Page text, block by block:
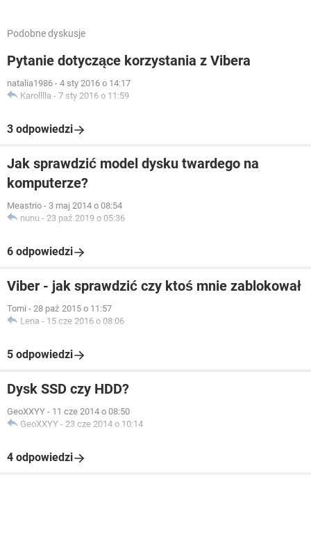
Podobne dyskusje
Pytanie dotyczące korzystania z Vibera
natalia1986 - 4 sty 2016 o 14:17
Karolllla - 7 sty 2016 o 11:59
3 odpowiedzi
Jak sprawdzić model dysku twardego na
komputerze?
Meastrio - 3 maj 2014 o 08:54
nunu - 23 paź 2019 o 05:36
6 odpowiedzi
Viber - jak sprawdzić czy ktoś mnie zablokował
Tomi - 28 paź 2015 o 11:57
Lena - 15 cze 2016 o 08:06
5 odpowiedzi
Dysk SSD czy HDD?
GeoXXYY - 11 cze 2014 o 08:50
GeoXXYY - 23 cze 2014 o 10:14
4 odpowiedzi